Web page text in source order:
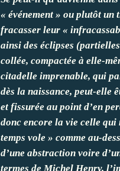
« événement » ou plutôt un
fracasser leur «
ainsi des éclipses
collée, compactée à elle-
citadelle imprenable, qui
dès la naissance, peut-elle
et fissurée au point d’en
donc encore la vie celle
temps vole » comme au-
d’une abstraction voire
termes de Michel Henry,